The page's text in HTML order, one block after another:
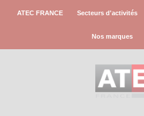
ATEC FRANCE Secteurs d'activités
Nos marques